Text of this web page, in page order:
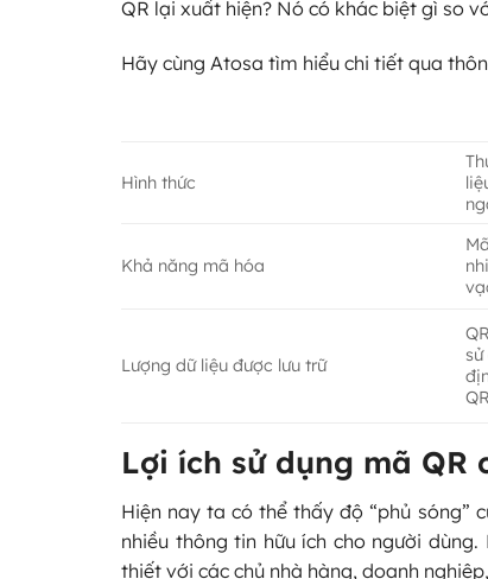
QR lại xuất hiện? Nó có khác biệt gì so
Hãy cùng Atosa tìm hiểu chi tiết qua
Hình thức
Khả năng mã hóa
Lượng dữ liệu được lưu trữ
Lợi ích sử dụng mã QR
Hiện nay ta có thể thấy độ “phủ sóng”
nhiều thông tin hữu ích cho người
thiết với các chủ nhà hàng, doanh